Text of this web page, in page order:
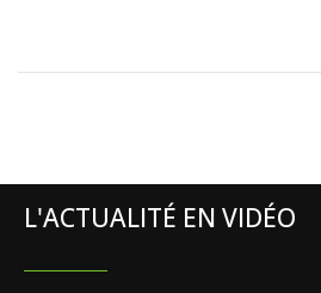
L'ACTUALITÉ EN VIDÉO